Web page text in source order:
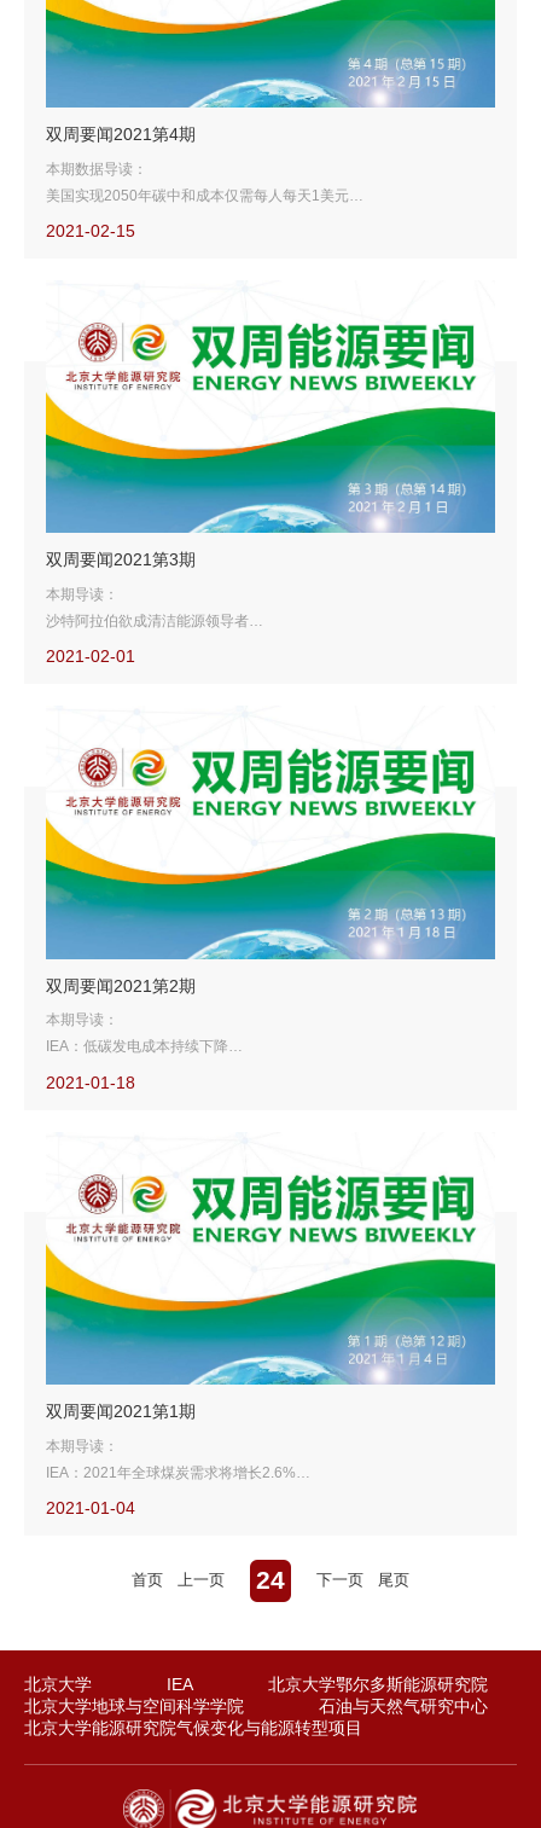
双周要闻2021第4期
本期数据导读：
美国实现2050年碳中和成本仅需每人每天1美元
欧盟可再生能源发电升至38%，首超化石能源
2021-02-15
双周要闻2021第3期
本期导读：
沙特阿拉伯欲成清洁能源领导者
非洲十年内难以实现绿色转型
2021-02-01
双周要闻2021第2期
本期导读：
IEA：低碳发电成本持续下降
利用二氧化碳生产航空燃料获突破
2021-01-18
双周要闻2021第1期
本期导读：
IEA：2021年全球煤炭需求将增长2.6%
2021年全球石油市场将呈紧平衡
2021-01-04
首页 上一页 24 下一页 尾页
北京大学 IEA
北京大学鄂尔多斯能源研究院
北京大学地球与空间科学学院
石油与天然气研究中心
北京大学能源研究院气候变化与能源转型项目